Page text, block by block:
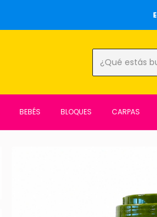
BEBÉS BLOQUES CARPAS